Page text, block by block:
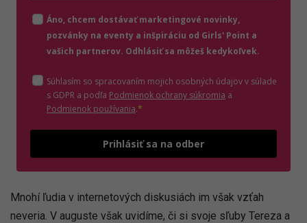
Áno, chcem dostávať marketingové novinky,
pozvánky na eventy a inšpiráciu od Girls' Point a
vašich partnerov. Odhlásiť sa môžeš kedykoľvek.
Súhlasím so spracovaním mojich osobných údajov v súlade
s GDPR a podľa Podmienok ochrany súkromia (otvorí sa v novom
a
Podmienok používania(otvorí sa v novom okne)
.*
Prihlásiť sa na odber
Mnohí ľudia v internetových diskusiách im však vzťah
neveria. V auguste však uvidíme, či si svoje sľuby Tereza a